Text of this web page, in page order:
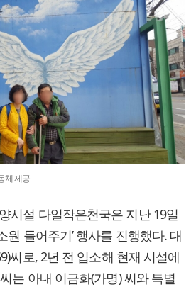
체 제공
시설 다일작은천국은 지난 19일
원 들어주기’ 행사를 진행했다. 대
씨로, 2년 전 입소해 현재 시설에
는 아내 이금화(가명) 씨와 특별